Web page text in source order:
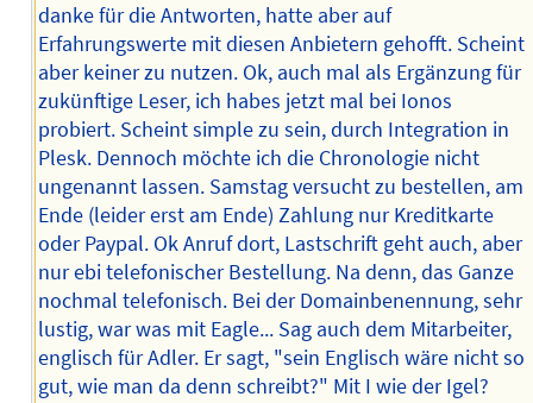
danke für die Antworten, hatte aber auf
Erfahrungswerte mit diesen Anbietern gehofft. Scheint
aber keiner zu nutzen. Ok, auch mal als Ergänzung für
zukünftige Leser, ich habes jetzt mal bei Ionos
probiert. Scheint simple zu sein, durch Integration in
Plesk. Dennoch möchte ich die Chronologie nicht
ungenannt lassen. Samstag versucht zu bestellen, am
Ende (leider erst am Ende) Zahlung nur Kreditkarte
oder Paypal. Ok Anruf dort, Lastschrift geht auch, aber
nur ebi telefonischer Bestellung. Na denn, das Ganze
nochmal telefonisch. Bei der Domainbenennung, sehr
lustig, war was mit Eagle... Sag auch dem Mitarbeiter,
englisch für Adler. Er sagt, "sein Englisch wäre nicht so
gut, wie man da denn schreibt?" Mit I wie der Igel?